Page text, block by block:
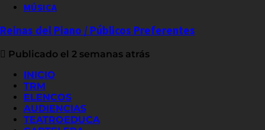
MÚSICA
Reinas del Piano / Públicos Preferentes
Publicado el 2 semanas atrás
INICIO
TRM
ELENCOS
AUDIENCIAS
TEATROEDUCA